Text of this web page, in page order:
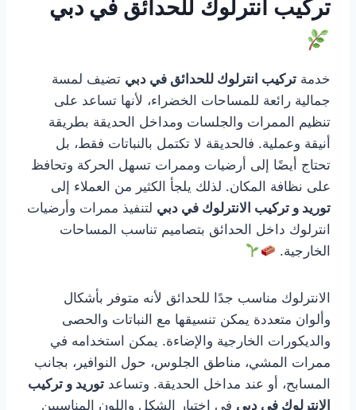
تركيب انترلوك للحدائق في دبي
خدمة تركيب انترلوك للحدائق في دبي تضيف لمسة
جمالية رائعة للمساحات الخضراء، لأنها تساعد على
تنظيم الممرات والجلسات ومداخل الحديقة بطريقة
أنيقة وعملية. فالحديقة لا تكتمل بالنباتات فقط، بل
تحتاج أيضًا إلى أرضيات وممرات تسهل الحركة وتحافظ
على نظافة المكان. لذلك يلجأ الكثير من العملاء إلى
توريد و تركيب الانترلوك في دبي لتنفيذ ممرات وأرضيات
انترلوك داخل الحدائق بتصاميم تناسب المساحات
الخارجية.
الانترلوك مناسب جدًا للحدائق لأنه متوفر بأشكال
وألوان متعددة يمكن تنسيقها مع النباتات والحصى
والديكورات الخارجية والإضاءة. يمكن استخدامه في
ممرات المشي، مناطق الجلوس، حول النوافير، بجانب
المسابح، أو عند مداخل الحديقة. وتساعد توريد و تركيب
الانترلوك في دبي في اختيار الشكل واللون المناسبين